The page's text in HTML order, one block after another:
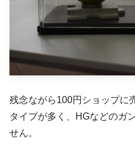
残念ながら100円ショップに
タイプが多く、HGなどのガ
せん。